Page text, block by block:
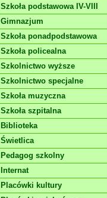
Szkoła podstawowa IV-VIII
Gimnazjum
Szkoła ponadpodstawowa
Szkoła policealna
Szkolnictwo wyższe
Szkolnictwo specjalne
Szkoła muzyczna
Szkoła szpitalna
Biblioteka
Świetlica
Pedagog szkolny
Internat
Placówki kultury